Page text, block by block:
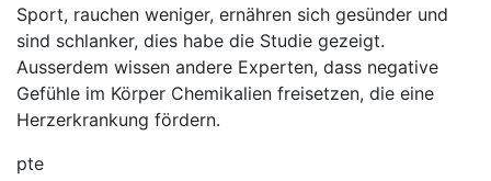
Sport, rauchen weniger, ernähren sich gesünder und
sind schlanker, dies habe die Studie gezeigt.
Ausserdem wissen andere Experten, dass negative
Gefühle im Körper Chemikalien freisetzen, die eine
Herzerkrankung fördern.
pte